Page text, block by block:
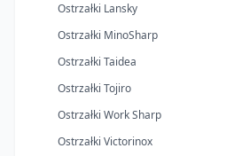
Ostrzałki Lansky
Ostrzałki MinoSharp
Ostrzałki Taidea
Ostrzałki Tojiro
Ostrzałki Work Sharp
Ostrzałki Victorinox